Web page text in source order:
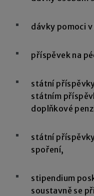
dávky pomoci
příspěvek na
státní
státním
doplňkové
státní
spoření,
stipendium
soustavně se